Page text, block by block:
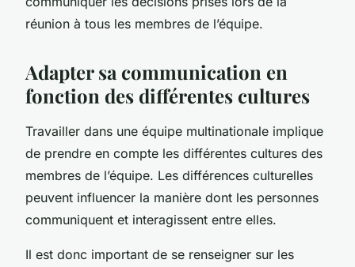
réunion à tous les membres de l’équipe.
Adapter sa communication en
fonction des différentes cultures
Travailler dans une équipe multinationale implique
de prendre en compte les différentes cultures des
membres de l’équipe. Les différences culturelles
peuvent influencer la manière dont les personnes
communiquent et interagissent entre elles.
Il est donc important de se renseigner sur les